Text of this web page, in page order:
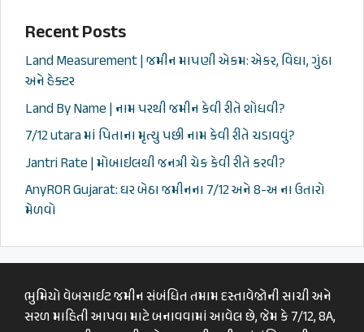
Recent Posts
Land Measurement | જમીન માપણી એકમ: એકર, વિઘા, ગુંઠા
અને હેક્ટર
Land By Name | નામ પરથી જમીન કેવી રીતે શોધવી?
7/12 utara માં પિતાના મૃત્યુ પછી નામ કેવી રીતે ચડાવવું?
Jantri Rate | મોબાઇલથી જનત્રી ચેક કેવી રીતે કરવી?
AnyROR Gujarat: ઘર બેઠા જમીનના 7/12 અને 8-અ ના ઉતારો
મેળવો
ભુમિયો વેબસાઈટ જમીન સંબંધિત તમામ દસ્તાવેજોની સાચી અને
સરળ માહિતી આપવા માટે બનાવવામાં આવેલ છે, જેમ કે 7/12, 8A,